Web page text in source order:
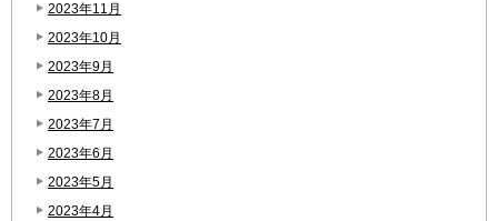
2023年11月
2023年10月
2023年9月
2023年8月
2023年7月
2023年6月
2023年5月
2023年4月